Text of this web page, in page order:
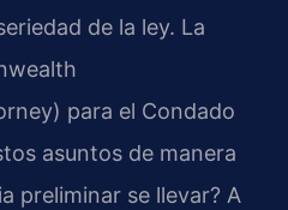
de la ley. La
para el Condado
asuntos de manera
preliminar se llevar? A